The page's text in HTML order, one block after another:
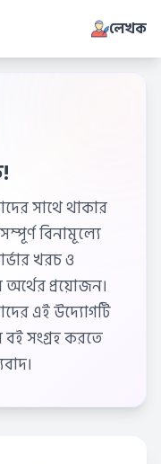
লেখক
সাথে থাকার
বিনামূল্যে
খরচ ও
প্রয়োজন।
এই উদ্যোগটি
সংগ্রহ করতে